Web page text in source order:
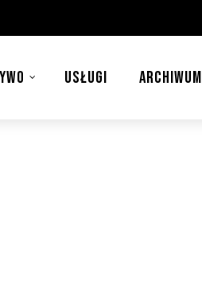
USŁUGI ARCHIWUM